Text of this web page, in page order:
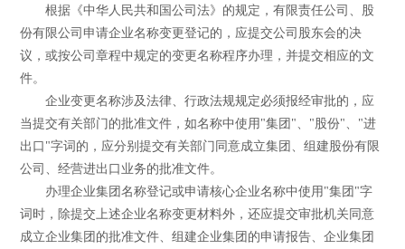
根据《中华人民共和国公司法》的规定，有限责任公司、股
份有限公司申请企业名称变更登记的，应提交公司股东会的决
议，或按公司章程中规定的变更名称程序办理，并提交相应的文
件。
企业变更名称涉及法律、行政法规规定必须报经审批的，应
当提交有关部门的批准文件，如名称中使用"集团"、"股份"、"进
出口"字词的，应分别提交有关部门同意成立集团、组建股份有限
公司、经营进出口业务的批准文件。
办理企业集团名称登记或申请核心企业名称中使用"集团"字
词时，除提交上述企业名称变更材料外，还应提交审批机关同意
成立企业集团的批准文件、组建企业集团的申请报告、企业集团